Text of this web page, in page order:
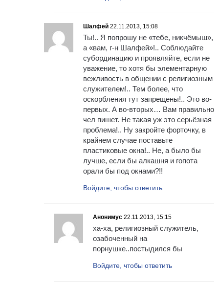
Шалфей 22.11.2013, 15:08
Ты!.. Я попрошу не «тебе, никчёмыш»,
а «вам, г-н Шалфей»!.. Соблюдайте
субординацию и проявляйте, если не
уважение, то хотя бы элементарную
вежливость в общении с религиозным
служителем!.. Тем более, что
оскорбления тут запрещены!.. Это во-
первых. А во-вторых… Вам правильно
чел пишет. Не такая уж это серьёзная
проблема!.. Ну закройте форточку, в
крайнем случае поставьте
пластиковые окна!.. Не, а было бы
лучше, если бы алкашня и гопота
орали бы под окнами?!!
Войдите, чтобы ответить
Анонимус 22.11.2013, 15:15
ха-ха, религиозный служитель,
озабоченный на
порнушке..постыдился бы
Войдите, чтобы ответить